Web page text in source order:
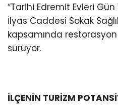
“Tarihi Edremit Evleri Gün
İlyas Caddesi Sokak
kapsamında restorasyon
sürüyor.
İLÇENİN TURİZM